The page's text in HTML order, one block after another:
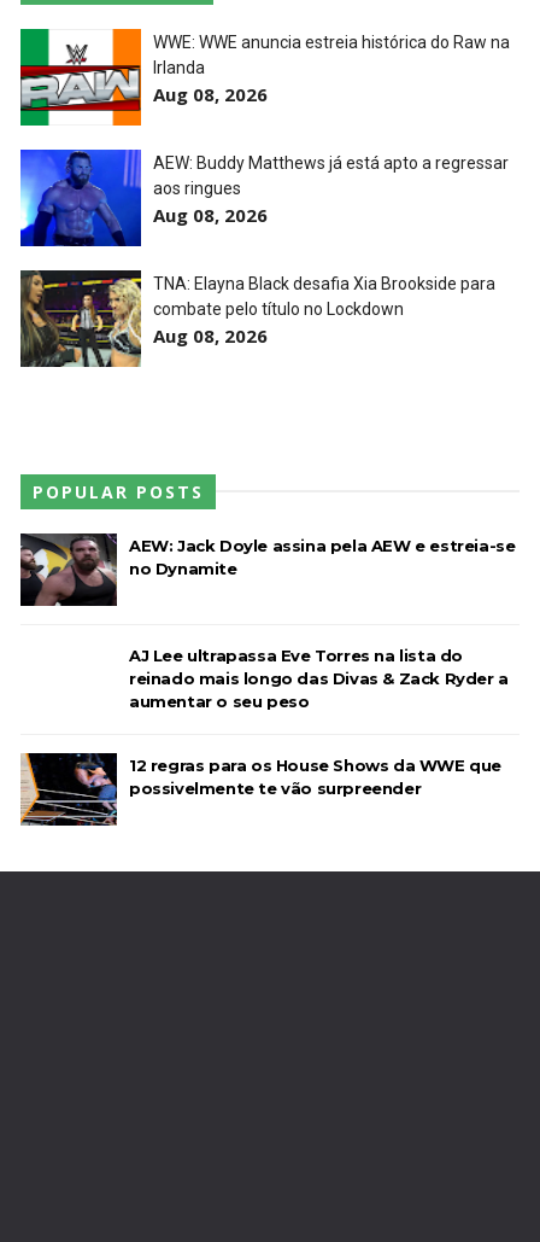
WWE Friday Night Smackdown 24 July 2026
Unknown-Jul 25 2026
TNA iMPACT Wrestling 23 July 2026
Unknown-Jul 24 2026
WWE Friday Night Smackdown 07Aug2026
Unknown-Aug 08 2026
WWE: WWE anuncia estreia histórica do Raw na
Irlanda
Aug 08, 2026
AEW: Buddy Matthews já está apto a regressar
aos ringues
Aug 08, 2026
TNA: Elayna Black desafia Xia Brookside para
combate pelo título no Lockdown
Aug 08, 2026
POPULAR POSTS
AEW: Jack Doyle assina pela AEW e estreia-se
no Dynamite
AJ Lee ultrapassa Eve Torres na lista do
reinado mais longo das Divas & Zack Ryder a
aumentar o seu peso
12 regras para os House Shows da WWE que
possivelmente te vão surpreender